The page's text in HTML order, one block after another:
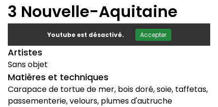
3 Nouvelle-Aquitaine
Youtube est désactivé. Accepter
Artistes
Sans objet
Matières et techniques
Carapace de tortue de mer, bois doré, soie, taffetas,
passementerie, velours, plumes d'autruche